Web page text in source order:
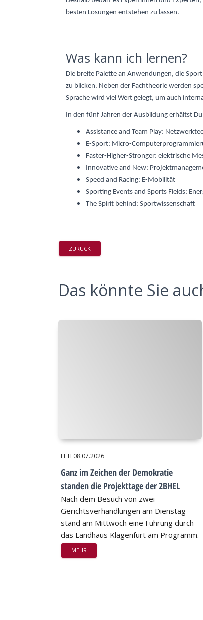
besten Lösungen entstehen zu lassen.
Was kann ich lernen?
Die breite Palette an Anwendungen, die
zu blicken. Neben der Fachtheorie werden
Sprache wird viel Wert gelegt, um auch
In den fünf Jahren der Ausbildung erhältst
Assistance and Team Play:
E-Sport: Micro-
Faster-Higher-Stronger: elektrische
Innovative and New:
Speed and Racing: E-Mobilität
Sporting Events and Sports Fields:
The Spirit behind: Sportwissenschaft
ZURÜCK
Das könnte Sie
ELTI 08.07.2026
Ganz im Zeichen der Demokratie
standen die Projekttage der 2BHEL
Nach dem Besuch von zwei
Gerichtsverhandlungen am Dienstag
stand am Mittwoch eine Führung durch
das Landhaus Klagenfurt am Programm.
MEHR